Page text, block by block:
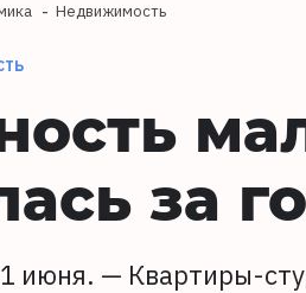
Недвижимость
за
июня. — Квартиры-